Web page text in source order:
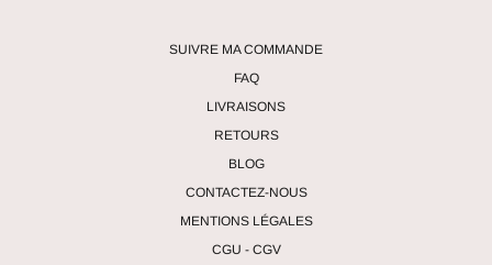
SUIVRE MA COMMANDE
FAQ
LIVRAISONS
RETOURS
BLOG
CONTACTEZ-NOUS
MENTIONS LÉGALES
CGU - CGV